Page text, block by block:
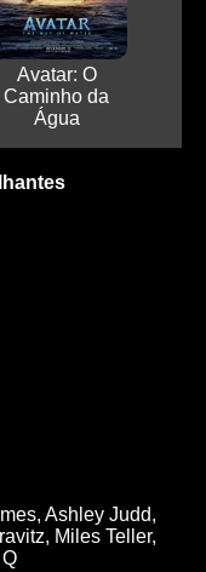
Avatar: O
Caminho da
Água
Ashley Judd,
Miles Teller,